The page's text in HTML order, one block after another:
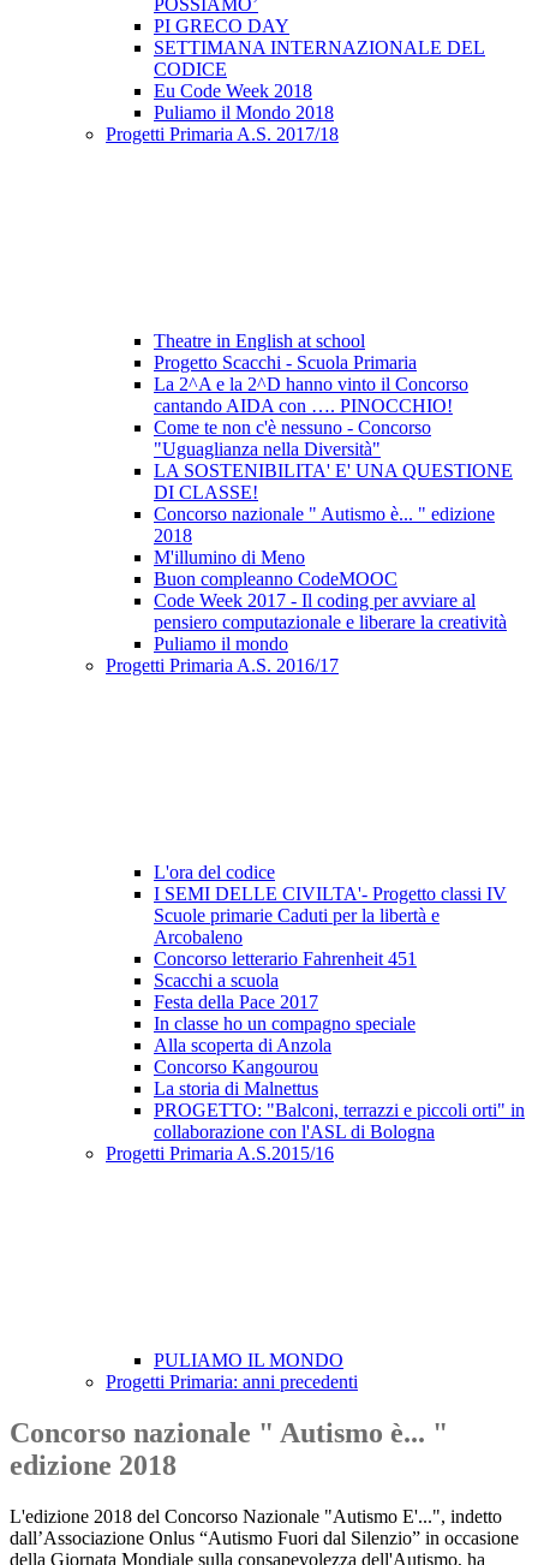
POSSIAMO’
PI GRECO DAY
SETTIMANA INTERNAZIONALE DEL
CODICE
Eu Code Week 2018
Puliamo il Mondo 2018
Progetti Primaria A.S. 2017/18
Theatre in English at school
Progetto Scacchi - Scuola Primaria
La 2^A e la 2^D hanno vinto il Concorso
cantando AIDA con …. PINOCCHIO!
Come te non c'è nessuno - Concorso
"Uguaglianza nella Diversità"
LA SOSTENIBILITA' E' UNA QUESTIONE
DI CLASSE!
Concorso nazionale " Autismo è... " edizione
2018
M'illumino di Meno
Buon compleanno CodeMOOC
Code Week 2017 - Il coding per avviare al
pensiero computazionale e liberare la creatività
Puliamo il mondo
Progetti Primaria A.S. 2016/17
L'ora del codice
I SEMI DELLE CIVILTA'- Progetto classi IV
Scuole primarie Caduti per la libertà e
Arcobaleno
Concorso letterario Fahrenheit 451
Scacchi a scuola
Festa della Pace 2017
In classe ho un compagno speciale
Alla scoperta di Anzola
Concorso Kangourou
La storia di Malnettus
PROGETTO: "Balconi, terrazzi e piccoli orti" in
collaborazione con l'ASL di Bologna
Progetti Primaria A.S.2015/16
PULIAMO IL MONDO
Progetti Primaria: anni precedenti
Concorso nazionale " Autismo è... "
edizione 2018
L'edizione 2018 del Concorso Nazionale "Autismo E'...", indetto
dall’Associazione Onlus “Autismo Fuori dal Silenzio” in occasione
della Giornata Mondiale sulla consapevolezza dell'Autismo, ha